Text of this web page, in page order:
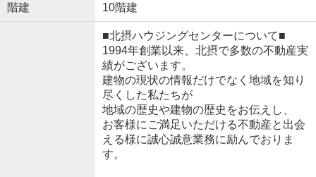
階建 10階建
■北摂ハウジングセンターについて■
1994年創業以来、北摂で多数の不動産実
績がございます。
建物の現状の情報だけでなく地域を知り
尽くした私たちが
地域の歴史や建物の歴史をお伝えし、
お客様にご満足いただける不動産と出会
える様に誠心誠意業務に励んでおりま
す。